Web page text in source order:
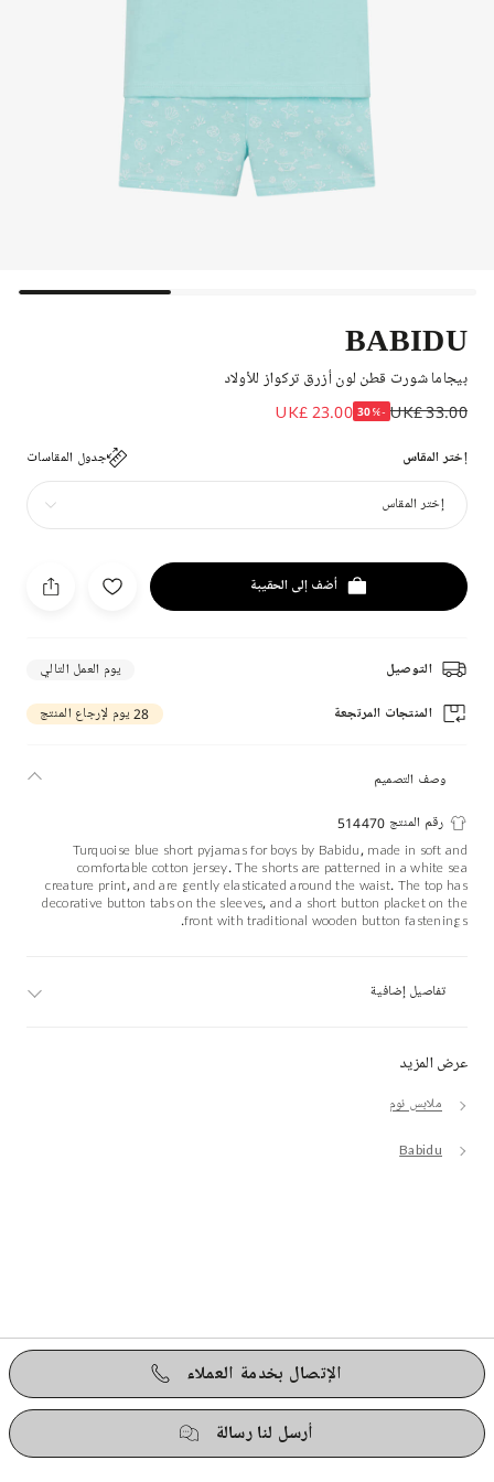
BABIDU
بيجاما شورت قطن لون أزرق تركواز للأولاد
UK£ 33.00
-30%
UK£ 23.00
إختر المقاس جدول المقاسات
إختر المقاس
أضف إلى الحقيبة
التوصيل يوم العمل التالي
المنتجات المرتجعة 28 يوم لإرجاع المنتج
عرض المزيد
ملابس نوم
Babidu
وصف التصميم
رقم المنتج 514470
Turquoise blue short pyjamas for boys by Babidu, made in soft and
comfortable cotton jersey. The shorts are patterned in a white sea
creature print, and are gently elasticated around the waist. The top has
decorative button tabs on the sleeves, and a short button placket on the
front with traditional wooden button fastenings.
تفاصيل إضافية
الإتصال بخدمة العملاء
أرسل لنا رسالة